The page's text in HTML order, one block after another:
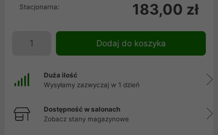
Stacjonarna: 183,00 zł
Dodaj do koszyka
Duża ilość
Wysyłamy zazwyczaj w 1 dzień
Dostępność w salonach
Zobacz stany magazynowe